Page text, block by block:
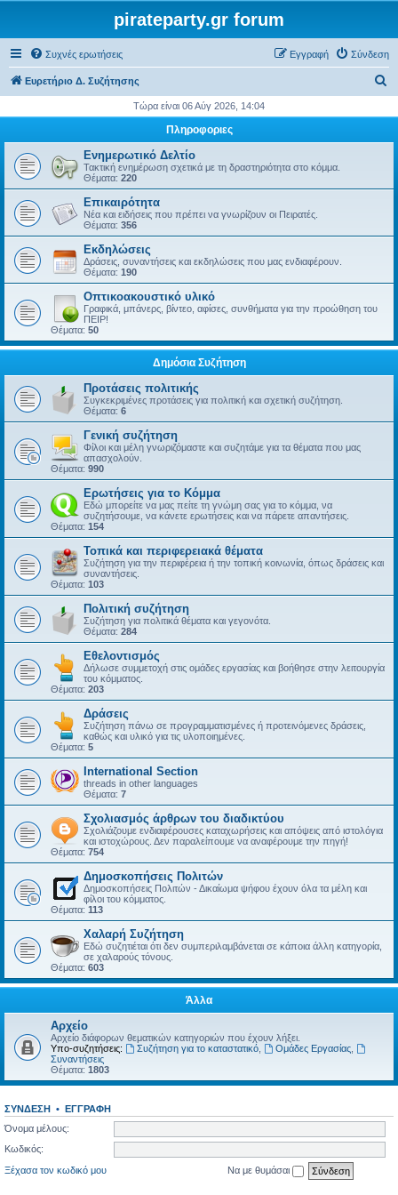
pirateparty.gr forum
Συχνές ερωτήσεις Σύνδεση
Εγγραφή
Ευρετήριο Δ. Συζήτησης
ζ
τ
Τώρα είναι 06 Αύγ 2026, 14:04
Πληροφοριες
Ενημερωτικό Δελτίο
Τακτική ενημέρωση σχετικά με τη δραστηριότητα στο κόμμα.
Θέματα: 220
Επικαιρότητα
Νέα και ειδήσεις που πρέπει να γνωρίζουν οι Πειρατές.
Θέματα: 356
Εκδηλώσεις
Δράσεις, συναντήσεις και εκδηλώσεις που μας ενδιαφέρουν.
Θέματα: 190
Οπτικοακουστικό υλικό
Γραφικά, μπάνερς, βίντεο, αφίσες, συνθήματα για την προώθηση του
ΠΕΙΡ!
Θέματα: 50
Δημόσια Συζήτηση
Προτάσεις πολιτικής
Συγκεκριμένες προτάσεις για πολιτική και σχετική συζήτηση.
Θέματα: 6
Γενική συζήτηση
Φίλοι και μέλη γνωριζόμαστε και συζητάμε για τα θέματα που μας
απασχολούν.
Θέματα: 990
Ερωτήσεις για το Κόμμα
Εδώ μπορείτε να μας πείτε τη γνώμη σας για το κόμμα, να
συζητήσουμε, να κάνετε ερωτήσεις και να πάρετε απαντήσεις.
Θέματα: 154
Τοπικά και περιφερειακά θέματα
Συζήτηση για την περιφέρεια ή την τοπική κοινωνία, όπως δράσεις και
συναντήσεις.
Θέματα: 103
Πολιτική συζήτηση
Συζήτηση για πολιτικά θέματα και γεγονότα.
Θέματα: 284
Εθελοντισμός
Δήλωσε συμμετοχή στις ομάδες εργασίας και βοήθησε στην λειτουργία
του κόμματος.
Θέματα: 203
Δράσεις
Συζήτηση πάνω σε προγραμματισμένες ή προτεινόμενες δράσεις,
καθώς και υλικό για τις υλοποιημένες.
Θέματα: 5
International Section
threads in other languages
Θέματα: 7
Σχολιασμός άρθρων του διαδικτύου
Σχολιάζουμε ενδιαφέρουσες καταχωρήσεις και απόψεις από ιστολόγια
και ιστοχώρους. Δεν παραλείπουμε να αναφέρουμε την πηγή!
Θέματα: 754
Δημοσκοπήσεις Πολιτών
Δημοσκοπήσεις Πολιτών - Δικαίωμα ψήφου έχουν όλα τα μέλη και
φίλοι του κόμματος.
Θέματα: 113
Χαλαρή Συζήτηση
Εδώ συζητιέται ότι δεν συμπεριλαμβάνεται σε κάποια άλλη κατηγορία,
σε χαλαρούς τόνους.
Θέματα: 603
Άλλα
Αρχείο
Αρχείο διάφορων θεματικών κατηγοριών που έχουν λήξει.
Υπο-συζητήσεις:
Συζήτηση για το καταστατικό, Ομάδες Εργασίας,
Συναντήσεις
Θέματα: 1803
ΣΎΝΔΕΣΗ • ΕΓΓΡΑΦΉ
Όνομα μέλους:
Κωδικός:
Ξέχασα τον κωδικό μου
Να με θυμάσαι